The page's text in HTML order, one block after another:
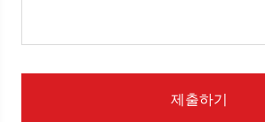
제출하기